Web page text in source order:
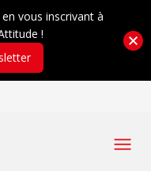
vous inscrivant à
!